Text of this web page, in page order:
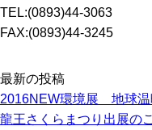
TEL:(0893)44-3063
FAX:(0893)44-3245
最新の投稿
2016NEW環境展 地球
龍王さくらまつり出展の